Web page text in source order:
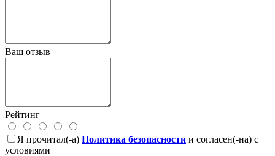
Ваш отзыв
Рейтинг
Я прочитал(-а) Политика безопасности и согласен(-на) с
условиями